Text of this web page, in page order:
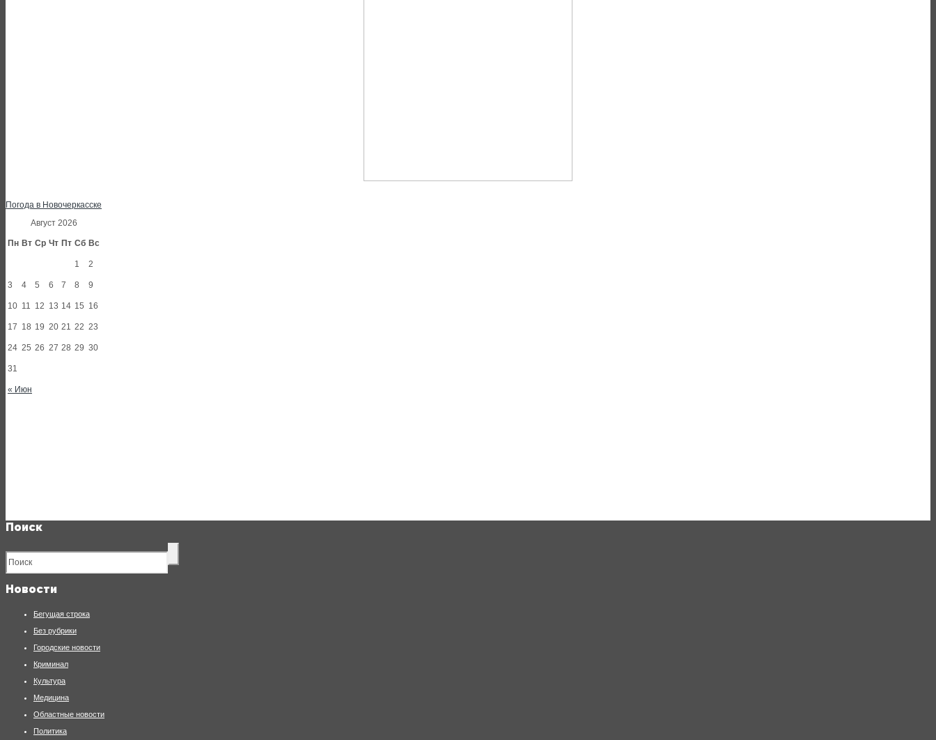
Погода в Новочеркасске
Август 2026
Пн Вт Ср Чт Пт Сб Вс
« Июн
1 2
3 4 5 6 7 8 9
10 11 12 13 14 15 16
17 18 19 20 21 22 23
24 25 26 27 28 29 30
31
Поиск
Новости
Бегущая строка
Без рубрики
Городские новости
Криминал
Культура
Медицина
Областные новости
Политика